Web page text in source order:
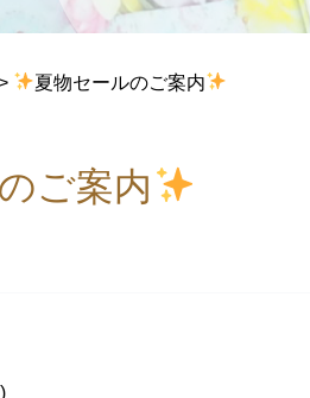
夏物セールのご案内
ご案内